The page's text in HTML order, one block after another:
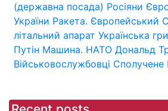
(державна посада) Росіяни
України Ракета. Європейський
літальний апарат Українська
Путін Машина. НАТО Дональд
Військовослужбовці Сполучене